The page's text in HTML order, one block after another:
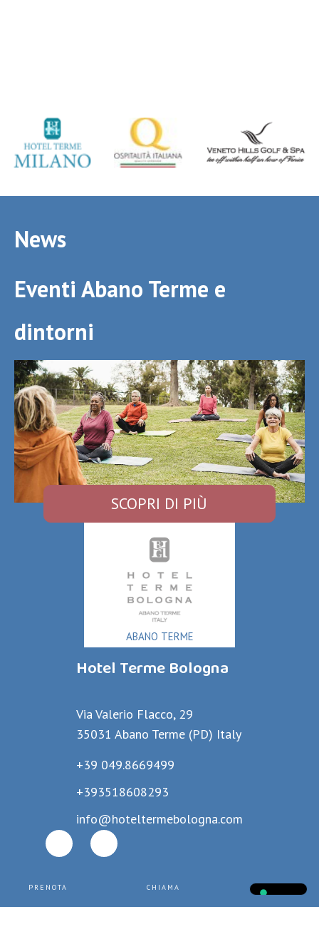
PRENOTA CHIAMA CHATTA
ABANO TERME
Hotel Terme Bologna
Via Valerio Flacco, 29
35031 Abano Terme (PD) Italy
+39 049.8669499
+393518608293
info@hoteltermebologna.com
News
Eventi Abano Terme e
dintorni
SCOPRI DI PIÙ